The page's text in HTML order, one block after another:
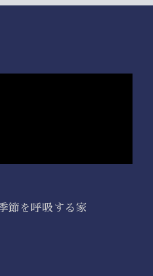
節を呼吸する家